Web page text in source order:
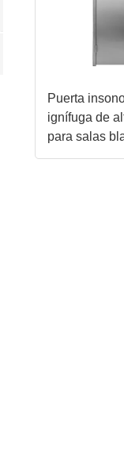
Puerta
ignífuga de
para salas
anulación